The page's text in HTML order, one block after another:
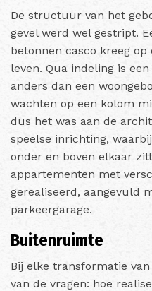
De structuur van het
gevel werd wel gestript.
betonnen casco kreeg
leven. Qua indeling is
anders dan een
wachten op een kolom
dus het was aan de
speelse inrichting,
onder en boven elkaar
appartementen met
gerealiseerd, aangevuld
parkeergarage.
Buitenruimte
Bij elke transformatie
van de vragen: hoe